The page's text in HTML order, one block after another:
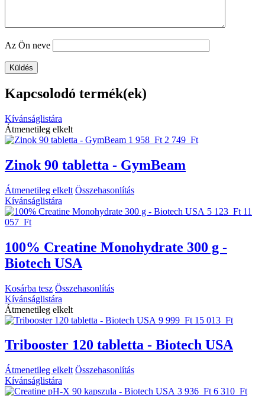
Az Ön neve
Kapcsolodó termék(ek)
Kívánságlistára
Átmenetileg elkelt
1 958 Ft 2 749 Ft
Zinok 90 tabletta - GymBeam
Átmenetileg elkelt Összehasonlítás
Kívánságlistára
5 123 Ft 11
057 Ft
100% Creatine Monohydrate 300 g -
Biotech USA
Kosárba tesz Összehasonlítás
Kívánságlistára
Átmenetileg elkelt
9 999 Ft 15 013 Ft
Tribooster 120 tabletta - Biotech USA
Átmenetileg elkelt Összehasonlítás
Kívánságlistára
3 936 Ft 6 310 Ft